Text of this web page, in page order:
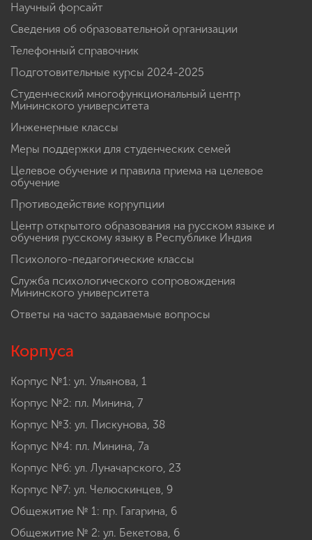
Научный форсайт
Сведения об образовательной организации
Телефонный справочник
Подготовительные курсы 2024-2025
Студенческий многофункциональный центр
Мининского университета
Инженерные классы
Меры поддержки для студенческих семей
Целевое обучение и правила приема на целевое
обучение
Противодействие коррупции
Центр открытого образования на русском языке и
обучения русскому языку в Республике Индия
Психолого-педагогические классы
Служба психологического сопровождения
Мининского университета
Ответы на часто задаваемые вопросы
Корпуса
Корпус №1: ул. Ульянова, 1
Корпус №2: пл. Минина, 7
Корпус №3: ул. Пискунова, 38
Корпус №4: пл. Минина, 7а
Корпус №6: ул. Луначарского, 23
Корпус №7: ул. Челюскинцев, 9
Общежитие № 1: пр. Гагарина, 6
Общежитие № 2: ул. Бекетова, 6